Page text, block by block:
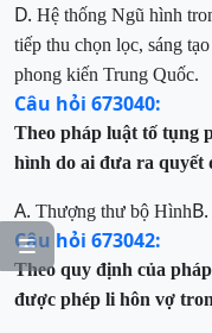

D. Hệ thống Ngũ hình
tiếp thu chọn lọc, sáng
phong kiến Trung Quốc.
Câu hỏi 673040:
Theo pháp luật tố tụng
hình do ai đưa ra quyết
A. Thượng thư bộ HìnhB.
Câu hỏi 673042:
Theo quy định của
được phép li hôn vợ